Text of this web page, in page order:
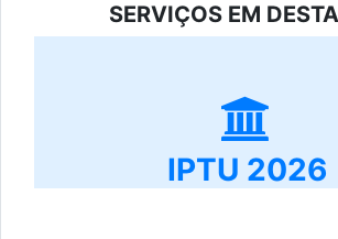
SERVIÇOS EM
IPTU 2026